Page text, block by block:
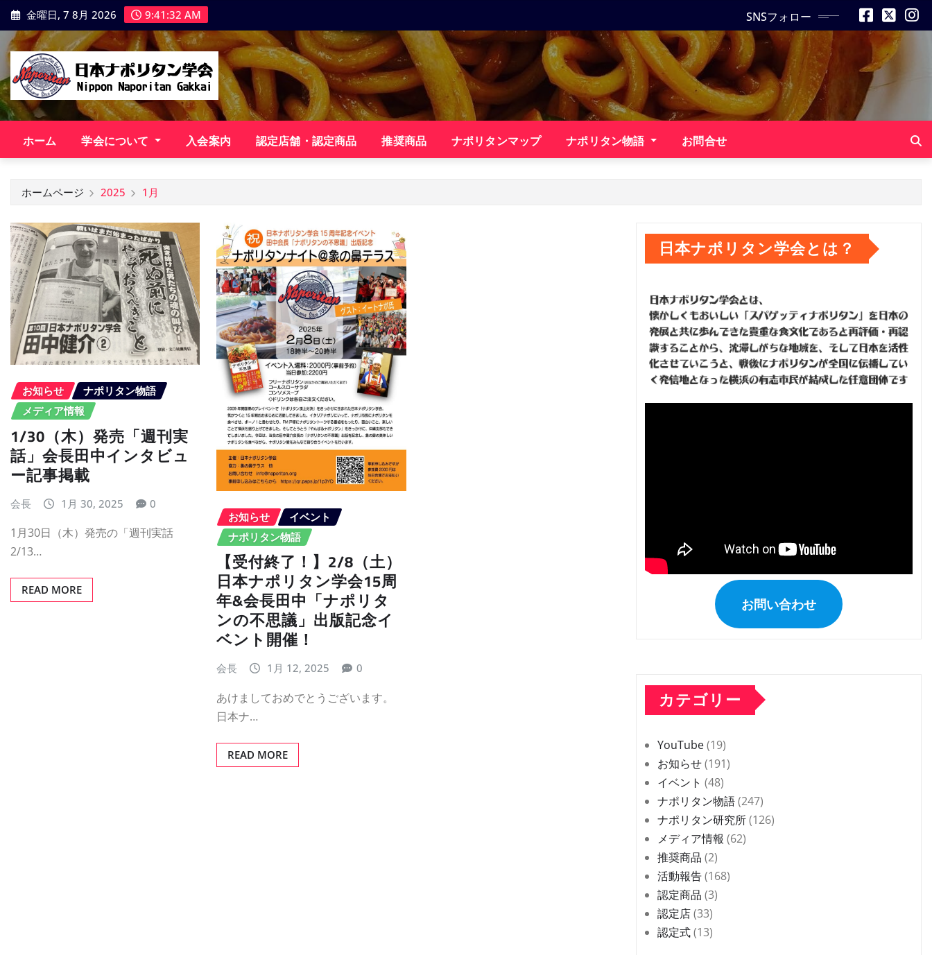
ン
テ
ン
ツ
に
ス
ッ
金曜日, 7 8月 2026 9:41:33 AM SNSフォロー
ホーム 学会について 入会案内 認定店舗・認定商品 推奨商品 ナポリタンマップ ナポリタン物語 お問合せ
ホームページ 2025 1月
お知らせ
ナポリタン物語
メディア情報
1/30（木）発売「週刊実
話」会長田中インタビュ
ー記事掲載
会長 1月 30, 2025 0
1月30日（木）発売の「週刊実話
2/13…
READ MORE
お知らせ
イベント
ナポリタン物語
【受付終了！】2/8（土）
日本ナポリタン学会15周
年&会長田中「ナポリタ
ンの不思議」出版記念イ
ベント開催！
会長 1月 12, 2025 0
あけましておめでとうございます。
日本ナ…
READ MORE
日本ナポリタン学会とは？
お問い合わせ
カテゴリー
YouTube(19)
お知らせ(191)
イベント (48)
ナポリタン物語(247)
ナポリタン研究所(126)
メディア情報 (62)
推奨商品 (2)
活動報告(168)
認定商品 (3)
認定店(33)
認定式(13)